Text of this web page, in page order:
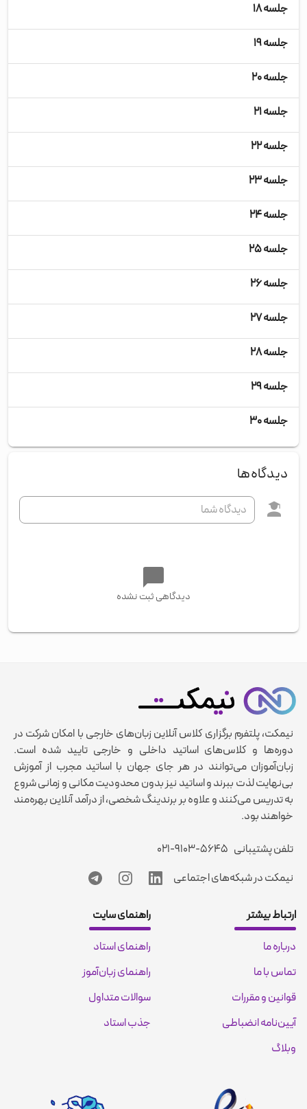
جلسه ۱۸
جلسه ۱۹
جلسه ۲۰
جلسه ۲۱
جلسه ۲۲
جلسه ۲۳
جلسه ۲۴
جلسه ۲۵
جلسه ۲۶
جلسه ۲۷
جلسه ۲۸
جلسه ۲۹
جلسه ۳۰
دیدگاه‌ها
دیدگاهی ثبت نشده
نیمکت، پلتفرم برگزاری کلاس آنلاین زبان‌های خارجی با امکان شرکت در
دوره‌ها و کلاس‌های اساتید داخلی و خارجی تایید شده است.
زبان‌آموزان می‌توانند در هر جای جهان با اساتید مجرب از آموزش
بی‌نهایت لذت ببرند و اساتید نیز بدون محدودیت مکانی و زمانی شروع
به تدریس می‌کنند و علاوه بر برندینگ شخصی، از درآمد آنلاین بهره‌مند
خواهند بود.
تلفن پشتیبانی ۰۲۱-۹۱۰۳-۵۶۴۵
نیمکت در شبکه‌های اجتماعی
ارتباط بیشتر
درباره ما
تماس با ما
قوانین و مقررات
آیین‌نامه انضباطی
وبلاگ
راهنمای سایت
راهنمای استاد
راهنمای زبان‌آموز
سوالات متداول
جذب استاد